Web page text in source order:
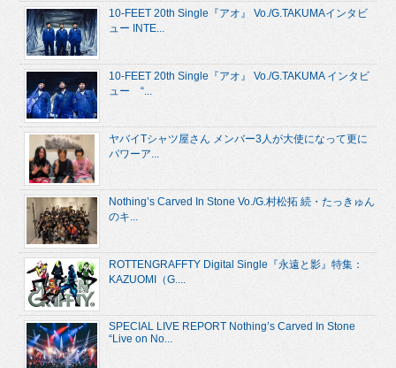
10-FEET 20th Single『アオ』 Vo./G.TAKUMAインタビ
ュー INTE...
10-FEET 20th Single『アオ』 Vo./G.TAKUMA インタビ
ュー “...
ヤバイTシャツ屋さん メンバー3人が大使になって更に
パワーア...
Nothing’s Carved In Stone Vo./G.村松拓 続・たっきゅん
のキ...
ROTTENGRAFFTY Digital Single『永遠と影』特集：
KAZUOMI（G....
SPECIAL LIVE REPORT Nothing’s Carved In Stone
“Live on No...